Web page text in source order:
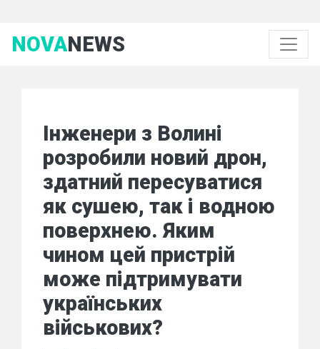
NOVANEWS
Інженери з Волині
розробили новий дрон,
здатний пересуватися
як сушею, так і водною
поверхнею. Яким
чином цей пристрій
може підтримувати
українських
військових?